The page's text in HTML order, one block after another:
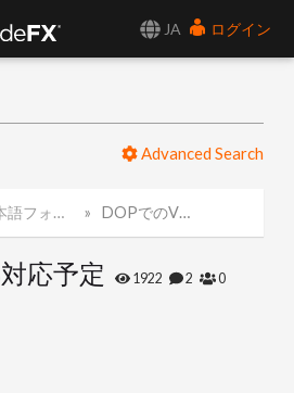
JA
ログイン
Advanced Search
フォーラム DOPでのVDB対応予定
応予定 1922 2 0